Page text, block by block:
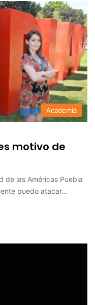
Academia
motivo de
de las Américas Puebla
puedo atacar…